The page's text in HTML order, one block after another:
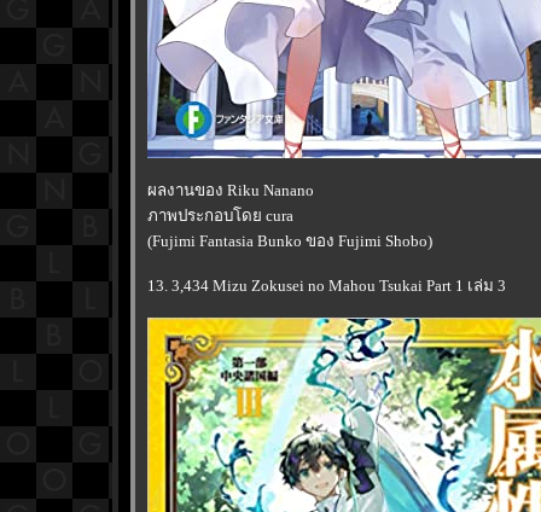
ผลงานของ Riku Nanano
ภาพประกอบโดย cura
(Fujimi Fantasia Bunko ของ Fujimi Shobo)
13. 3,434 Mizu Zokusei no Mahou Tsukai Part 1 เล่ม 3